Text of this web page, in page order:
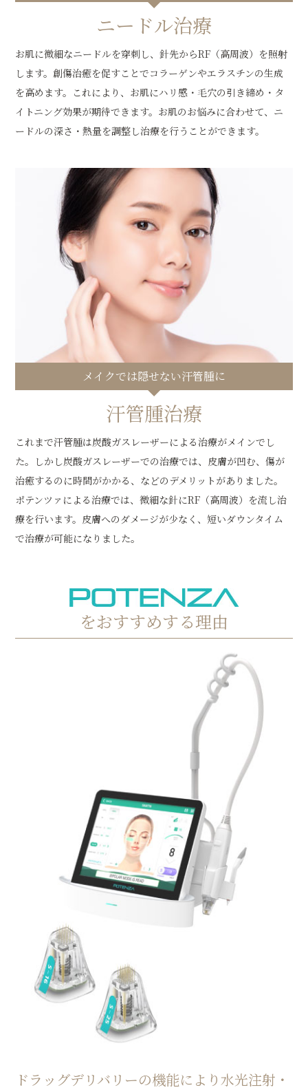
ニードル治療
お肌に微細なニードルを穿刺し、針先からRF（高周波）を照射
します。創傷治癒を促すことでコラーゲンやエラスチンの生成
を高めます。これにより、お肌にハリ感・毛穴の引き締め・タ
イトニング効果が期待できます。お肌のお悩みに合わせて、ニ
ードルの深さ・熱量を調整し治療を行うことができます。
メイクでは隠せない汗管腫に
汗管腫治療
これまで汗管腫は炭酸ガスレーザーによる治療がメインでし
た。しかし炭酸ガスレーザーでの治療では、皮膚が凹む、傷が
治癒するのに時間がかかる、などのデメリットがありました。
ポテンツァによる治療では、微細な針にRF（高周波）を流し治
療を行います。皮膚へのダメージが少なく、短いダウンタイム
で治療が可能になりました。
をおすすめする理由
ドラッグデリバリーの機能により水光注射・